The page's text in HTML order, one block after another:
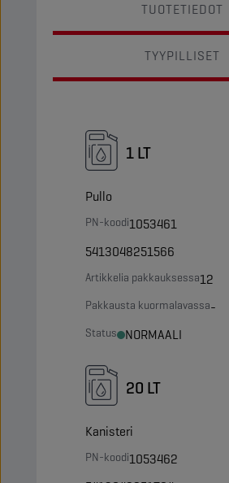
TUOTETIEDOT
TYYPILLISET
1 LT
Pullo
PN-koodi1053461
5413048251566
Artikkelia pakkauksessa12
Pakkausta kuormalavassa-
Status NORMAALI
20 LT
Kanisteri
PN-koodi1053462